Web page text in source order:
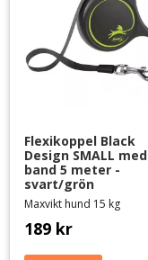
Flexikoppel Black
Design SMALL med
band 5 meter -
svart/grön
Maxvikt hund 15 kg
189 kr